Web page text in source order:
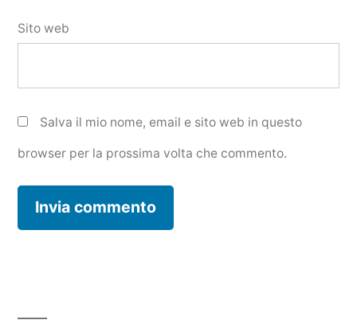
Sito web
Salva il mio nome, email e sito web in questo
browser per la prossima volta che commento.